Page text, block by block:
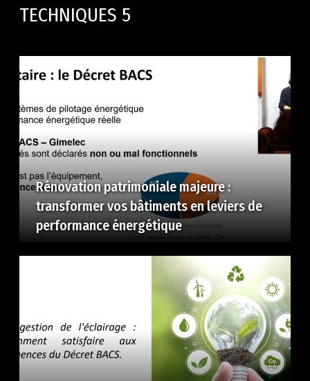
TECHNIQUES 5
Rénovation patrimoniale majeure :
transformer vos bâtiments en leviers de
performance énergétique